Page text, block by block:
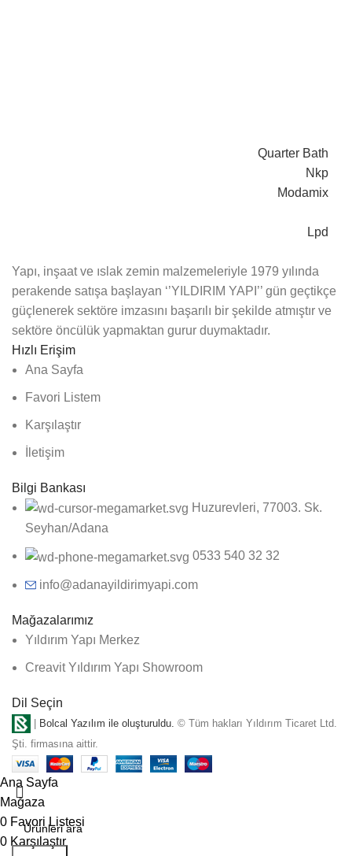
Quarter Bath
Nkp
Modamix
Lpd
Yapı, inşaat ve ıslak zemin malzemeleriyle 1979 yılında
perakende satışa başlayan ‘’YILDIRIM YAPI’’ gün geçtikçe
güçlenerek sektöre imzasını başarılı bir şekilde atmıştır ve
sektöre öncülük yapmaktan gurur duymaktadır.
Hızlı Erişim
Ana Sayfa
Favori Listem
Karşılaştır
İletişim
Bilgi Bankası
Huzurevleri, 77003. Sk.
Seyhan/Adana
0533 540 32 32
info@adanayildirimyapi.com
Mağazalarımız
Yıldırım Yapı Merkez
Creavit Yıldırım Yapı Showroom
Dil Seçin
| Bolcal Yazılım ile oluşturuldu. © Tüm hakları Yıldırım Ticaret Ltd.
Şti. firmasına aittir.
Ana Sayfa
Mağaza
0 Favori Listesi
0 Karşılaştır